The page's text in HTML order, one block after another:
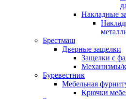
Накладные
Брестмаш
Дверные защелки
Защелки с
Механизмы/
Буревестник
Мебельная
Крючки